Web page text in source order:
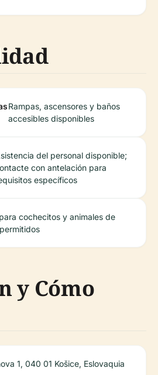
Rampas, ascensores y baños
accesibles disponibles
del personal disponible;
con antelación para
específicos
cochecitos y animales de
y Cómo
1, 040 01 Košice, Eslovaquia